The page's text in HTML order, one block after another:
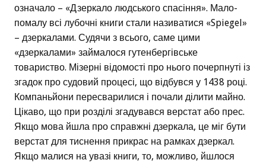
означало – «Дзеркало людського спасіння». Мало-
помалу всі лубочні книги стали називатися «Spiegel»
– дзеркалами. Судячи з всього, саме цими
«дзеркалами» займалося гутенбергівське
товариство. Мізерні відомості про нього почерпнуті із
згадок про судовий процесі, що відбувся у 1438 році.
Компаньйони пересварилися і почали ділити майно.
Цікаво, що при розділі згадувався верстат або прес.
Якщо мова йшла про справжні дзеркала, це міг бути
верстат для тиснення прикрас на рамках дзеркал.
Якщо малися на увазі книги, то, можливо, йшлося